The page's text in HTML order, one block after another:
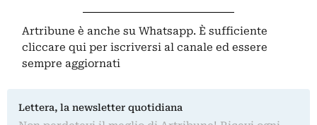
Artribune è anche su Whatsapp. È sufficiente
cliccare qui per iscriversi al canale ed essere
sempre aggiornati
Lettera, la newsletter quotidiana